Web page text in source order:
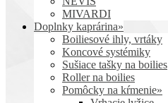
MIVARDI
Doplnky kaprárina»
Boiliesové ihly, vrtáky
Koncové systémiky
Sušiace tašky na boilies
Roller na boilies
Pomôcky na kŕmenie»